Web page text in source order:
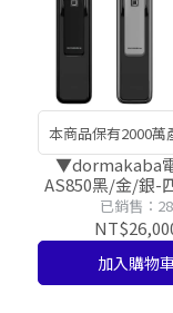
本商品保有2000萬
險，讓您安裝使
▼dormakaba
AS850黑/金/銀-
慧推拉式電子鎖
代理公司貨
已銷售：28
加入購物車